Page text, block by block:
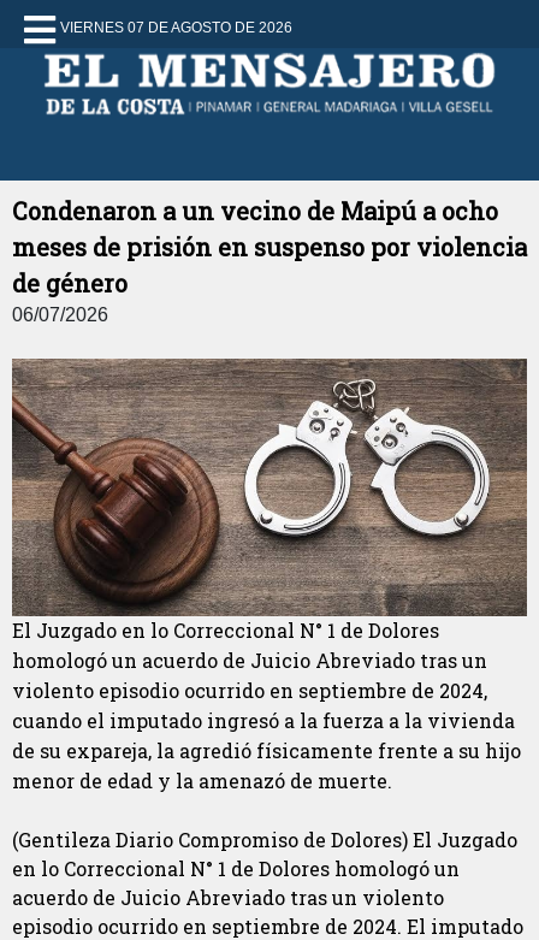
VIERNES 07 DE AGOSTO DE 2026
Condenaron a un vecino de Maipú a ocho
meses de prisión en suspenso por violencia
de género
06/07/2026
El Juzgado en lo Correccional N° 1 de Dolores
homologó un acuerdo de Juicio Abreviado tras un
violento episodio ocurrido en septiembre de 2024,
cuando el imputado ingresó a la fuerza a la vivienda
de su expareja, la agredió físicamente frente a su hijo
menor de edad y la amenazó de muerte.
(Gentileza Diario Compromiso de Dolores) El Juzgado
en lo Correccional N° 1 de Dolores homologó un
acuerdo de Juicio Abreviado tras un violento
episodio ocurrido en septiembre de 2024. El imputado